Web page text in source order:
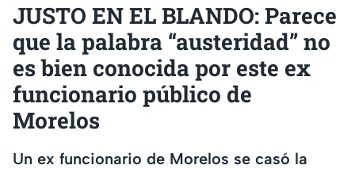
JUSTO EN EL BLANDO: Parece
que la palabra “austeridad” no
es bien conocida por este ex
funcionario público de
Morelos
Un ex funcionario de Morelos se casó la